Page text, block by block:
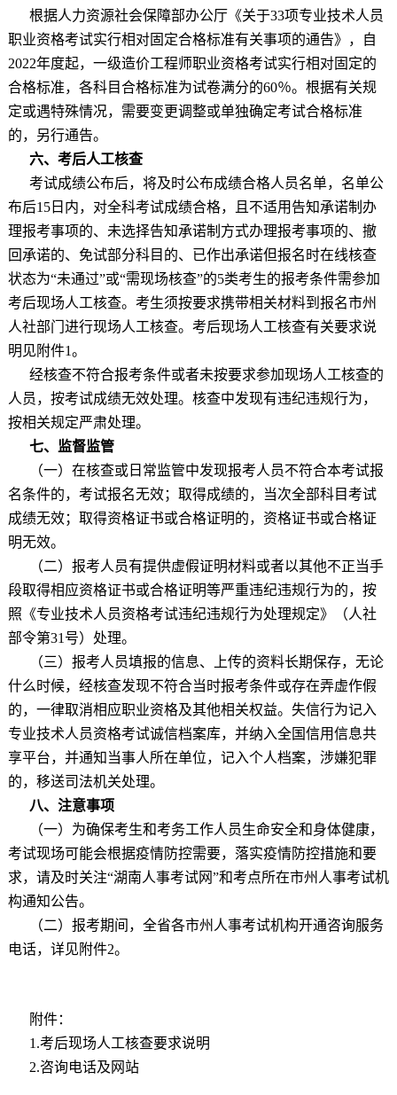
根据人力资源社会保障部办公厅《关于33项专业技术人员
职业资格考试实行相对固定合格标准有关事项的通告》，自
2022年度起，一级造价工程师职业资格考试实行相对固定的
合格标准，各科目合格标准为试卷满分的60％。根据有关规
定或遇特殊情况，需要变更调整或单独确定考试合格标准
的，另行通告。
六、考后人工核查
考试成绩公布后，将及时公布成绩合格人员名单，名单公
布后15日内，对全科考试成绩合格，且不适用告知承诺制办
理报考事项的、未选择告知承诺制方式办理报考事项的、撤
回承诺的、免试部分科目的、已作出承诺但报名时在线核查
状态为“未通过”或“需现场核查”的5类考生的报考条件需参加
考后现场人工核查。考生须按要求携带相关材料到报名市州
人社部门进行现场人工核查。考后现场人工核查有关要求说
明见附件1。
经核查不符合报考条件或者未按要求参加现场人工核查的
人员，按考试成绩无效处理。核查中发现有违纪违规行为，
按相关规定严肃处理。
七、监督监管
（一）在核查或日常监管中发现报考人员不符合本考试报
名条件的，考试报名无效；取得成绩的，当次全部科目考试
成绩无效；取得资格证书或合格证明的，资格证书或合格证
明无效。
（二）报考人员有提供虚假证明材料或者以其他不正当手
段取得相应资格证书或合格证明等严重违纪违规行为的，按
照《专业技术人员资格考试违纪违规行为处理规定》（人社
部令第31 号）处理。
（三）报考人员填报的信息、上传的资料长期保存，无论
什么时候，经核查发现不符合当时报考条件或存在弄虚作假
的，一律取消相应职业资格及其他相关权益。失信行为记入
专业技术人员资格考试诚信档案库，并纳入全国信用信息共
享平台，并通知当事人所在单位，记入个人档案，涉嫌犯罪
的，移送司法机关处理。
八、注意事项
（一）为确保考生和考务工作人员生命安全和身体健康，
考试现场可能会根据疫情防控需要，落实疫情防控措施和要
求，请及时关注“湖南人事考试网”和考点所在市州人事考试机
构通知公告。
（二）报考期间，全省各市州人事考试机构开通咨询服务
电话，详见附件2。
附件：
1.考后现场人工核查要求说明
2.咨询电话及网站